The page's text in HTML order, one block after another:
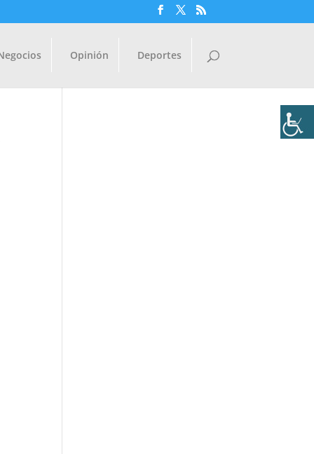
Opinión Deportes